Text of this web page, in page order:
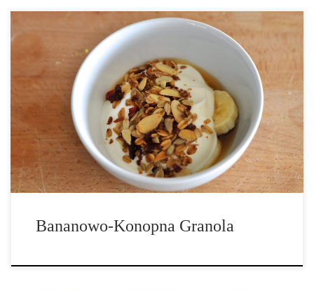
Składniki: – 2-3 dojrzałe banany, – 1 szklanka niesłodzonego sosu
jabłkowego, – ½ szklanki naturalnego masła orzechowego, – 1
łyżeczka cynamonu, – 1 łyżeczka ekstraktu waniliowego, – ¼
łyżeczki soli, – 1 szklanka nasion konopi, – 1 szklanka wiórek
kokosowych, […]
Bananowo-Konopna Granola